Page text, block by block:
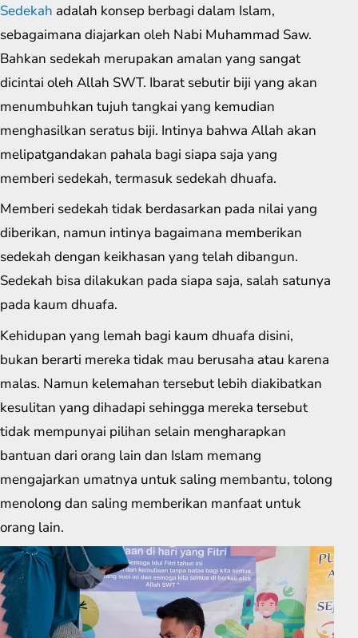
Sedekah adalah konsep berbagi dalam Islam,
sebagaimana diajarkan oleh Nabi Muhammad Saw.
Bahkan sedekah merupakan amalan yang sangat
dicintai oleh Allah SWT. Ibarat sebutir biji yang akan
menumbuhkan tujuh tangkai yang kemudian
menghasilkan seratus biji. Intinya bahwa Allah akan
melipatgandakan pahala bagi siapa saja yang
memberi sedekah, termasuk sedekah dhuafa.
Memberi sedekah tidak berdasarkan pada nilai yang
diberikan, namun intinya bagaimana memberikan
sedekah dengan keikhasan yang telah dibangun.
Sedekah bisa dilakukan pada siapa saja, salah satunya
pada kaum dhuafa.
Kehidupan yang lemah bagi kaum dhuafa disini,
bukan berarti mereka tidak mau berusaha atau karena
malas. Namun kelemahan tersebut lebih diakibatkan
kesulitan yang dihadapi sehingga mereka tersebut
tidak mempunyai pilihan selain mengharapkan
bantuan dari orang lain dan Islam memang
mengajarkan umatnya untuk saling membantu, tolong
menolong dan saling memberikan manfaat untuk
orang lain.